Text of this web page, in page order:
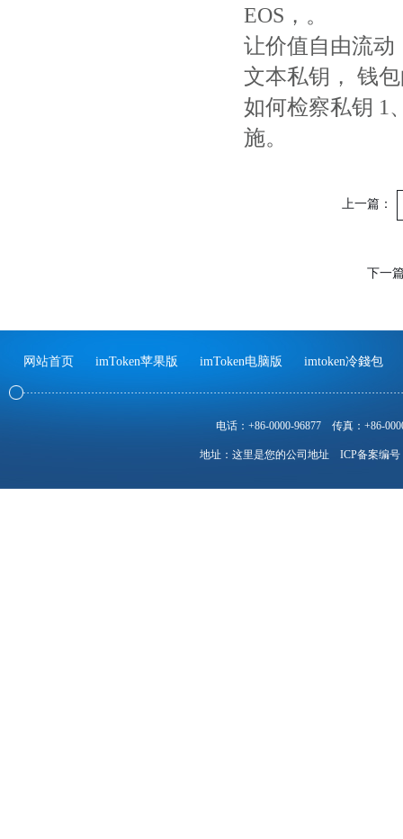
EOS，。
让价值自由流动
文本私钥， 钱
如何检察私钥 1
施。
上一篇：
下一
网站首页 imToken苹果版 imToken电脑版 imtoken冷錢包
电话：+86-0000-96877 传真：+86-
地址：这里是您的公司地址 ICP备案编号